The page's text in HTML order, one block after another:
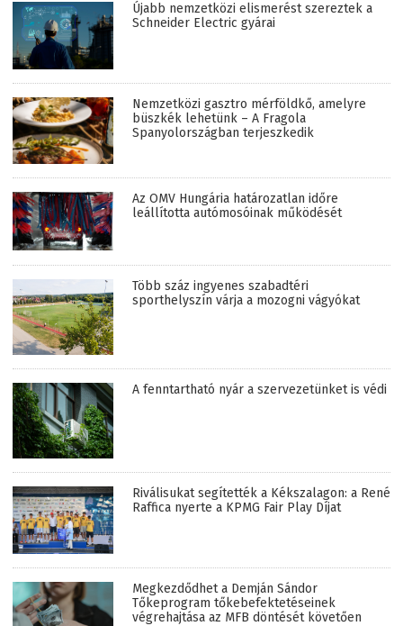
Újabb nemzetközi elismerést szereztek a
Schneider Electric gyárai
Nemzetközi gasztro mérföldkő, amelyre
büszkék lehetünk – A Fragola
Spanyolországban terjeszkedik
Az OMV Hungária határozatlan időre
leállította autómosóinak működését
Több száz ingyenes szabadtéri
sporthelyszín várja a mozogni vágyókat
A fenntartható nyár a szervezetünket is védi
Riválisukat segítették a Kékszalagon: a René
Raffica nyerte a KPMG Fair Play Díjat
Megkezdődhet a Demján Sándor
Tőkeprogram tőkebefektetéseinek
végrehajtása az MFB döntését követően